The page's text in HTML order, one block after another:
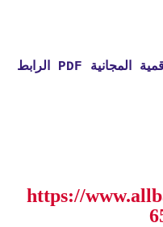
لتحميل كتاب المجلة بصيغته الرقمية المجانية PDF الرابط
https://